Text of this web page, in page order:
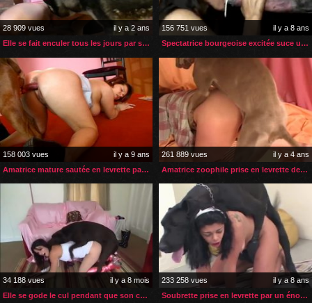
28 909 vues
il y a 2 ans
Elle se fait enculer tous les jours par son chien
156 751 vues
il y a 8 ans
Spectatrice bourgeoise excitée suce un cheval en public
158 003 vues
il y a 9 ans
Amatrice mature sautée en levrette par son chien
261 889 vues
il y a 4 ans
Amatrice zoophile prise en levrette deux fois par son chien
34 188 vues
il y a 8 mois
Elle se gode le cul pendant que son chien s’occupe de sa chatte
233 258 vues
il y a 8 ans
Soubrette prise en levrette par un énorme chien